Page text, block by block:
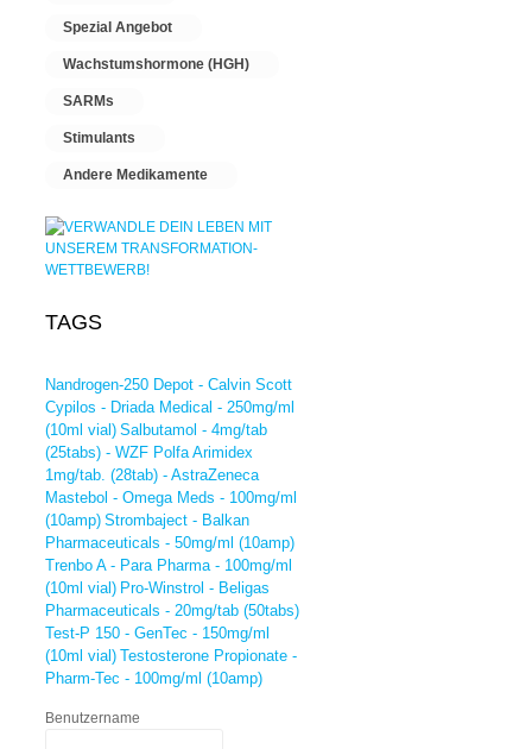
Spezial Angebot
Wachstumshormone (HGH)
SARMs
Stimulants
Andere Medikamente
TAGS
Nandrogen-250 Depot - Calvin Scott
Cypilos - Driada Medical - 250mg/ml
(10ml vial) Salbutamol - 4mg/tab
(25tabs) - WZF Polfa Arimidex
1mg/tab. (28tab) - AstraZeneca
Mastebol - Omega Meds - 100mg/ml
(10amp) Strombaject - Balkan
Pharmaceuticals - 50mg/ml (10amp)
Trenbo A - Para Pharma - 100mg/ml
(10ml vial) Pro-Winstrol - Beligas
Pharmaceuticals - 20mg/tab (50tabs)
Test-P 150 - GenTec - 150mg/ml
(10ml vial) Testosterone Propionate -
Pharm-Tec - 100mg/ml (10amp)
Benutzername